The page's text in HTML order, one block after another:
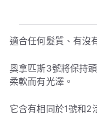
適合任何髮質、有沒
奧拿匹斯3號將保持
柔軟而有光澤。
它含有相同於1號和2